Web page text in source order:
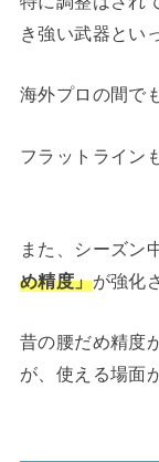
き強い武器とい
海外プロの間で
フラットライン
また、シーズン
め精度」が強化
昔の腰だめ精度
が、使える場面